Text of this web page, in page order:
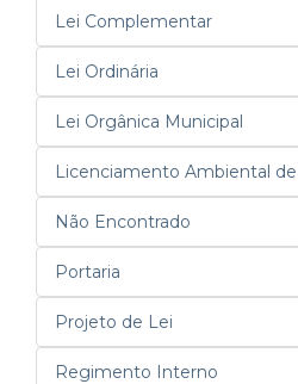
Lei Complementar
Lei Ordinária
Lei Orgânica Municipal
Licenciamento Ambiental
Não Encontrado
Portaria
Projeto de Lei
Regimento Interno